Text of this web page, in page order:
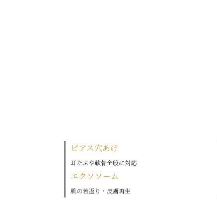
ピアス穴あけ
耳たぶや軟骨全般に対応
エクソソーム
肌の若返り・皮膚再生